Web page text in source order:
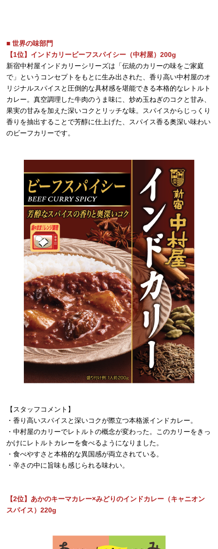
■ 世界の味部門
【1位】インドカリービーフスパイシー（中村屋）200g
新宿中村屋インドカリーシリーズは「伝統のカリーの味をご家庭
で」というコンセプトをもとに生み出された、香り高い中村屋のオ
リジナルスパイスと圧倒的な具材感を堪能できる本格的なレトルト
カレー。真空調理した牛肉のうま味に、炒め玉ねぎのコクと甘み、
果実の甘みを加えた深いコクとリッチな味。スパイスからじっくり
香りを抽出することで芳醇に仕上げた、スパイス香る奥深い味わい
のビーフカリーです。
【スタッフコメント】
・香り高いスパイスと深いコクが際立つ本格派インドカレー。
・中村屋のカリーでレトルトの概念が変わった。このカリーをきっ
かけにレトルトカレーを食べるようになりました。
・食べやすさと本格的な異国感が両立されている。
・辛さの中に旨味も感じられる味わい。
【2位】あかのキーマカレー×みどりのインドカレー（キャニオン
スパイス）220g